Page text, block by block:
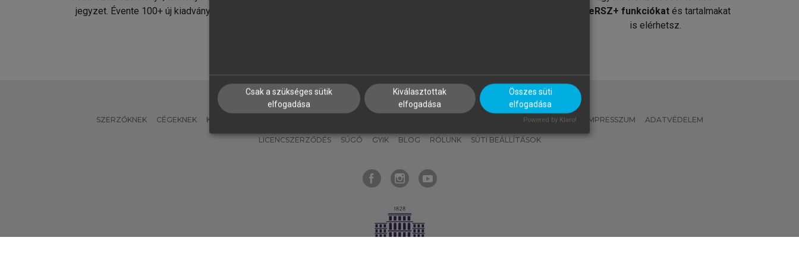
jegyzet. Évente 100+ új kiadvány.
MeRSZ+ funkciókat és tartalmakat
is elérhetsz.
SZERZŐKNEK CÉGEKNEK KÖNYVTÁROSOKNAK MI – ÁLTALÁNOS IRÁNYELVEK IMPRESSZUM ADATVÉDELEM
LICENCSZERZŐDÉS SÚGÓ GYIK BLOG RÓLUNK SÜTI BEÁLLÍTÁSOK
Csak a szükséges sütik
elfogadása
Kiválasztottak
elfogadása
Összes süti
elfogadása
Powered by Klaro!